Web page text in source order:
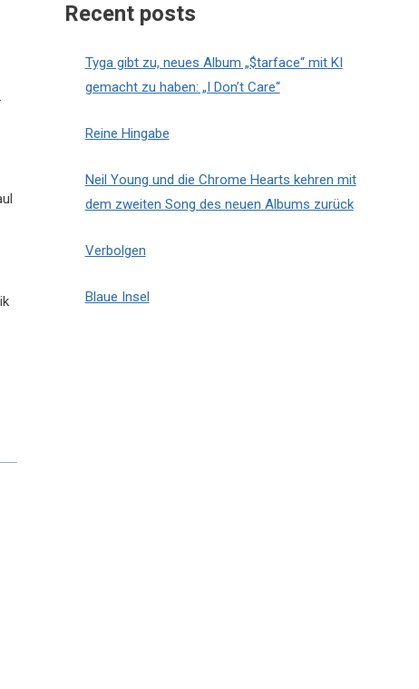
Recent posts
Tyga gibt zu, neues Album „$tarface“ mit KI
gemacht zu haben: „I Don’t Care“
Reine Hingabe
Neil Young und die Chrome Hearts kehren mit
dem zweiten Song des neuen Albums zurück
Verbolgen
Blaue Insel